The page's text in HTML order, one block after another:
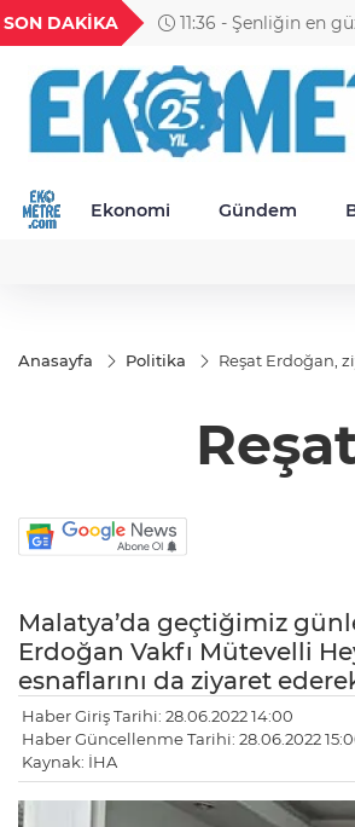
SON DAKİKA 11:30 - Petrol Ofisi
18,2404
TND
16,2351
Ekonomi Gündem
Anasayfa Politika Reşat Erdoğan,
Malatya’da geçtiğimiz
Erdoğan Vakfı Mütevelli
esnaflarını da ziyaret
Haber Giriş Tarihi: 28.06.2022 14:00
Haber Güncellenme Tarihi: 28.06.2022
Kaynak: İHA